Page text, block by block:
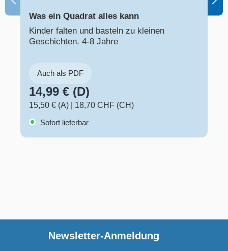
Was ein Quadrat alles kann
Kinder falten und basteln zu kleinen
Geschichten. 4-8 Jahre
Auch als PDF
14,99 € (D)
15,50 € (A)
18,70 CHF (CH)
Sofort lieferbar
Newsletter-Anmeldung